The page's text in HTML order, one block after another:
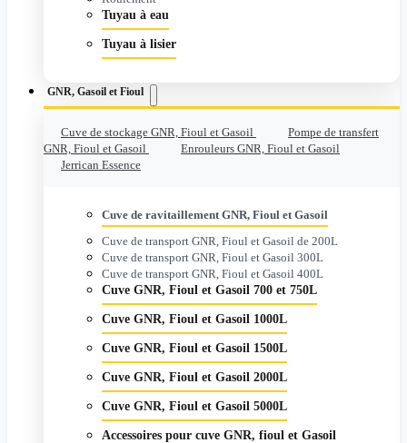
Tuyau à eau
Tuyau à lisier
GNR, Gasoil et Fioul
Cuve de stockage GNR, Fioul et Gasoil
Pompe de transfert
GNR, Fioul et Gasoil
Enrouleurs GNR, Fioul et Gasoil
Jerrican Essence
Cuve de ravitaillement GNR, Fioul et Gasoil
Cuve de transport GNR, Fioul et Gasoil de 200L
Cuve de transport GNR, Fioul et Gasoil 300L
Cuve de transport GNR, Fioul et Gasoil 400L
Cuve GNR, Fioul et Gasoil 700 et 750L
Cuve GNR, Fioul et Gasoil 1000L
Cuve GNR, Fioul et Gasoil 1500L
Cuve GNR, Fioul et Gasoil 2000L
Cuve GNR, Fioul et Gasoil 5000L
Accessoires pour cuve GNR, fioul et Gasoil